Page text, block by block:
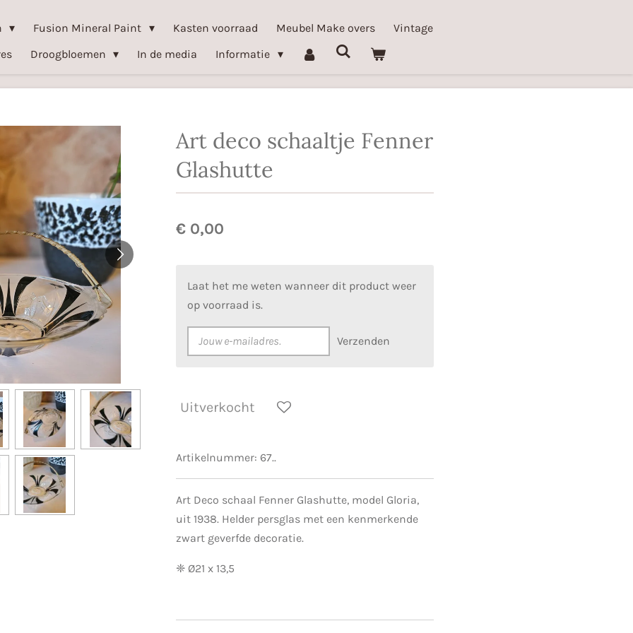
Fusion Mineral Paint Kasten voorraad Meubel Make overs
Vintage
Droogbloemen In de media Informatie
Art deco schaaltje Fenner
Glashutte
€ 0,00
Laat het me weten wanneer dit product weer
op voorraad is.
Verzenden
Uitverkocht
Artikelnummer: 67..
Art Deco schaal Fenner Glashutte, model Gloria,
uit 1938. Helder persglas met een kenmerkende
zwart geverfde decoratie.
❈ Ø21 x 13,5